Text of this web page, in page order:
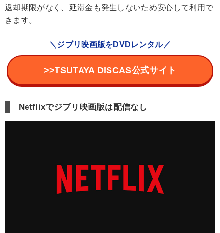
返却期限がなく、延滞金も発生しないため安心して利用で
きます。
＼ジブリ映画版をDVDレンタル／
>>TSUTAYA DISCAS公式サイト
Netflixでジブリ映画版は配信なし